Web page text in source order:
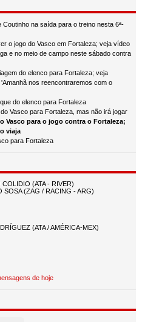
na saída para o treino nesta 6ª-
o jogo do Vasco em Fortaleza; veja vídeo
e no meio de campo neste sábado contra
do elenco para Fortaleza; veja
nos reencontraremos com o
do elenco para Fortaleza
Vasco para Fortaleza, mas não irá jogar
Vasco para o jogo contra o Fortaleza;
viaja
para Fortaleza
de hoje